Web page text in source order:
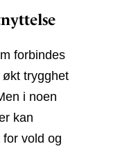
forbindes
trygghet
i noen
kan
vold og